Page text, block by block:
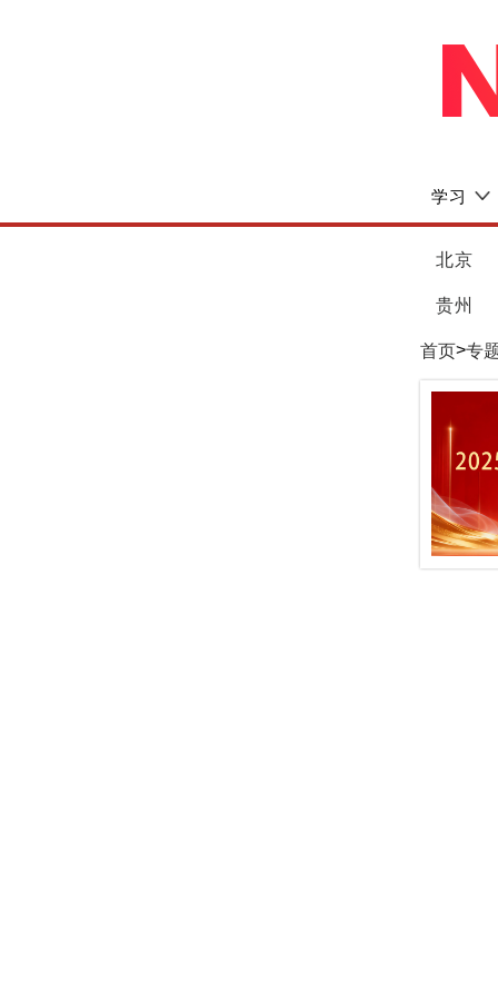
学习
北京
贵州
首页>专